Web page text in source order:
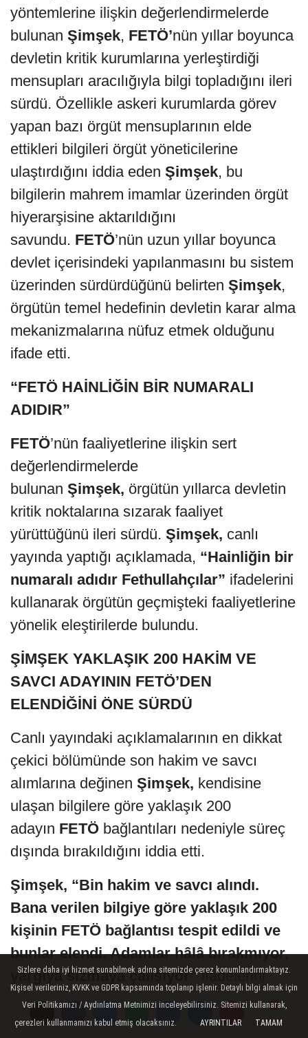
Yorumlar
Yorumlar
yöntemlerine ilişkin değerlendirmelerde
bulunan Şimşek, FETÖ’nün yıllar boyunca
devletin kritik kurumlarına yerleştirdiği
mensupları aracılığıyla bilgi topladığını ileri
sürdü. Özellikle askeri kurumlarda görev
yapan bazı örgüt mensuplarının elde
ettikleri bilgileri örgüt yöneticilerine
ulaştırdığını iddia eden Şimşek, bu
bilgilerin mahrem imamlar üzerinden örgüt
hiyerarşisine aktarıldığını
savundu. FETÖ’nün uzun yıllar boyunca
devlet içerisindeki yapılanmasını bu sistem
üzerinden sürdürdüğünü belirten Şimşek,
örgütün temel hedefinin devletin karar alma
mekanizmalarına nüfuz etmek olduğunu
ifade etti.
“FETÖ HAİNLİĞİN BİR NUMARALI
ADIDIR”
FETÖ’nün faaliyetlerine ilişkin sert
değerlendirmelerde
bulunan Şimşek, örgütün yıllarca devletin
kritik noktalarına sızarak faaliyet
yürüttüğünü ileri sürdü. Şimşek, canlı
yayında yaptığı açıklamada, “Hainliğin bir
numaralı adıdır Fethullahçılar” ifadelerini
kullanarak örgütün geçmişteki faaliyetlerine
yönelik eleştirilerde bulundu.
ŞİMŞEK YAKLAŞIK 200 HAKİM VE
SAVCI ADAYININ FETÖ’DEN
ELENDİĞİNİ ÖNE SÜRDÜ
Canlı yayındaki açıklamalarının en dikkat
çekici bölümünde son hakim ve savcı
alımlarına değinen Şimşek, kendisine
ulaşan bilgilere göre yaklaşık 200
adayın FETÖ bağlantıları nedeniyle süreç
dışında bırakıldığını iddia etti.
Şimşek, “Bin hakim ve savcı alındı.
Bana verilen bilgiye göre yaklaşık 200
kişinin FETÖ bağlantısı tespit edildi ve
bunlar elendi. Adamlar hâlâ bırakmıyor,
yargıya sızmaya çalışıyor”ifadelerini
kullandı.
YÜKSEK YARGIDA FETÖ VURGUSU
Sizlere daha iyi hizmet sunabilmek adına sitemizde çerez konumlandırmaktayız.
Kişisel verileriniz, KVKK ve GDPR kapsamında toplanıp işlenir. Detaylı bilgi almak için
Veri Politikamızı / Aydınlatma Metnimizi inceleyebilirsiniz. Sitemizi kullanarak,
çerezleri kullanmamızı kabul etmiş olacaksınız.
AYRINTILAR TAMAM